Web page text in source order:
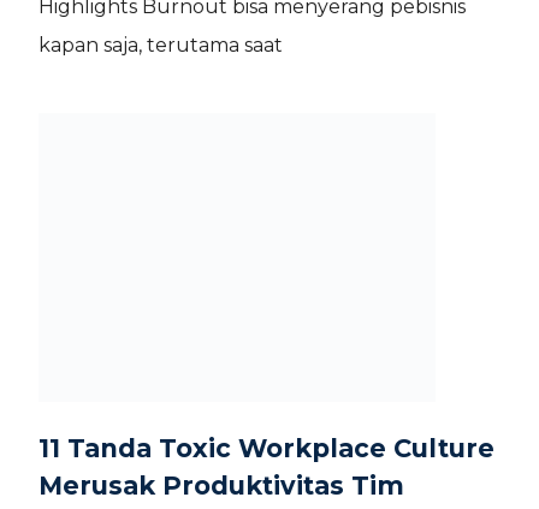
Highlights Burnout bisa menyerang pebisnis
kapan saja, terutama saat
11 Tanda Toxic Workplace Culture
Merusak Produktivitas Tim